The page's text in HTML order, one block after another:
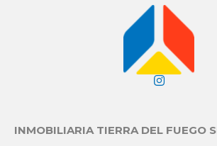
INMOBILIARIA TIERRA DEL FUEGO